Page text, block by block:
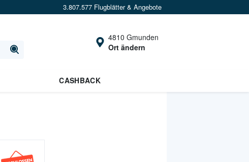
3.807.577 Flugblätter & Angebote
4810 Gmunden
Ort ändern
CASHBACK